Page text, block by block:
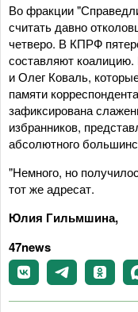
Во фракции
считать давно
четверо. В КПРФ
составляют
и Олег Коваль,
памяти
зафиксирована
избранников,
абсолютного
"Немного, но
тот же адресат.
Юлия Гильмшина,
47news